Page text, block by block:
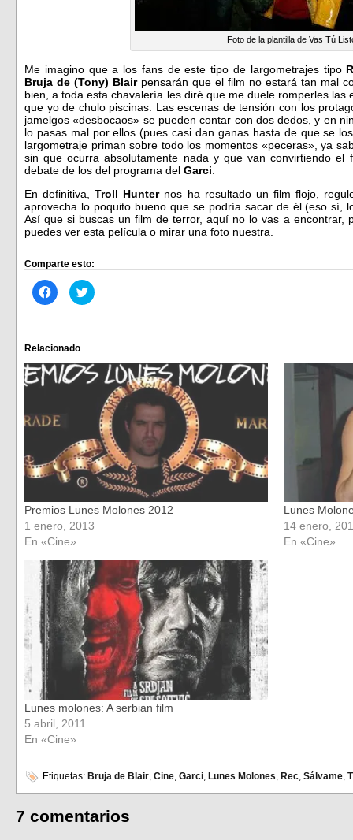
Foto de la plantilla de Vas Tú
Me imagino que a los fans de este tipo de largometrajes tipo
Bruja de (Tony) Blairpensarán que el film no estará tan mal
bien, a toda esta chavalería les diré que me duele romperles
que yo de chulo piscinas. Las escenas de tensión con los
jamelgos «desbocaos» se pueden contar con dos dedos, y en
lo pasas mal por ellos (pues casi dan ganas hasta de que se
largometraje priman sobre todo los momentos «peceras», ya
sin que ocurra absolutamente nada y que van convirtiendo
debate de los del programa del Garci
En definitiva,Troll Hunternos ha resultado un film flojo,
aprovecha lo poquito bueno que se podría sacar de él (eso sí,
Así que si buscas un film de terror, aquí no lo vas a encontrar,
puedes ver esta película o mirar una foto nuestra.
Comparte esto:
Haz
clic
Facebook
(Se
abre
en
una
ventana
Haz
clic
en
una
ventana
nueva)
Relacionado
Premios Lunes Molones 2012
1 enero, 2013
En «Cine»
Lunes
14 enero,
En «Cine»
Lunes molones: A serbian film
5 abril, 2011
En «Cine»
Etiquetas: Bruja de Blair, Cine, Garci, Lunes Molones, Rec, Sálvame,
7 comentarios